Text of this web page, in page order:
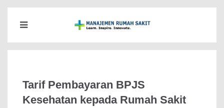
Tarif Pembayaran BPJS
Kesehatan kepada Rumah Sakit